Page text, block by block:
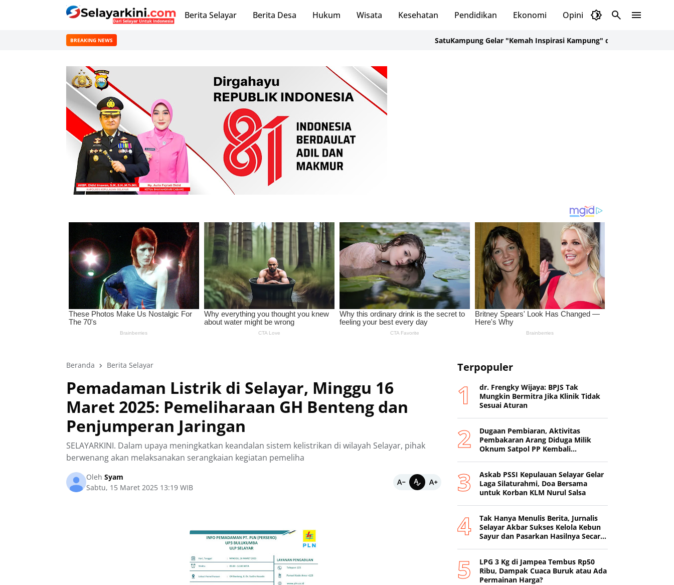
Berita Selayar Berita Desa Hukum Wisata Kesehatan Pendidikan Ekonomi Opini Selayar Kini
BREAKING NEWS SatuKampung Gelar "Kemah Inspirasi Kampung" di Desa Kalepadang Jelang
Beranda Berita Selayar
Pemadaman Listrik di Selayar, Minggu 16
Maret 2025: Pemeliharaan GH Benteng dan
Penjumperan Jaringan
SELAYARKINI. Dalam upaya meningkatkan keandalan sistem kelistrikan di wilayah Selayar, pihak
berwenang akan melaksanakan serangkaian kegiatan pemeliha
Oleh Syam
Sabtu, 15 Maret 2025 13:19 WIB
Terpopuler
dr. Frengky Wijaya: BPJS Tak
Mungkin Bermitra Jika Klinik Tidak
Sesuai Aturan
Dugaan Pembiaran, Aktivitas
Pembakaran Arang Diduga Milik
Oknum Satpol PP Kembali
‎Askab PSSI Kepulauan Selayar Gelar
Laga Silaturahmi, Doa Bersama
untuk Korban KLM Nurul Salsa
‎Tak Hanya Menulis Berita, Jurnalis
Selayar Akbar Sukses Kelola Kebun
Sayur dan Pasarkan Hasilnya Secara
‎LPG 3 Kg di Jampea Tembus Rp50
Ribu, Dampak Cuaca Buruk atau Ada
Permainan Harga? ‎